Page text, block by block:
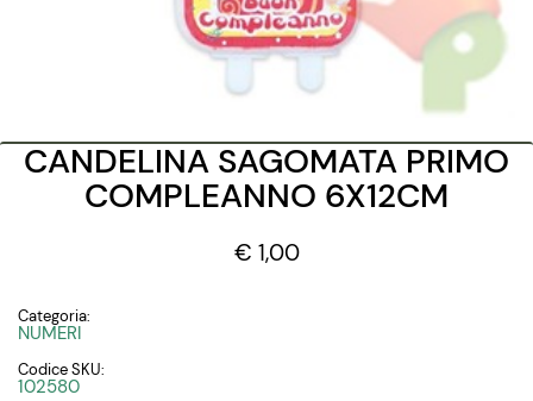
CANDELINA SAGOMATA PRIMO
COMPLEANNO 6X12CM
€ 1,00
Categoria:
NUMERI
Codice SKU:
102580